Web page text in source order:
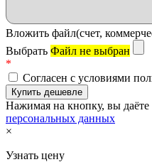
Вложить файл(счет,
Выбрать Файл не выбран
*
Согласен с условиями
Нажимая на кнопку, вы даёте
персональных данных
×
Узнать цену